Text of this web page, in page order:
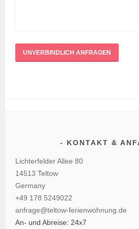
KONTAKT &
Lichterfelder Allee 80
14513 Teltow
Germany
+49 178 5249022
anfrage@teltow-ferienwohnung.de
An- und Abreise: 24x7